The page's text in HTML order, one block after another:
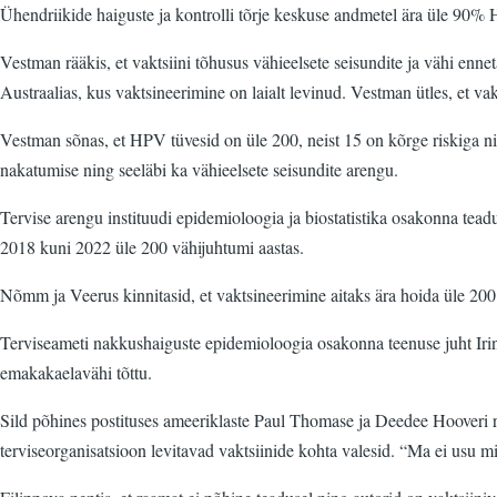
Ühendriikide haiguste ja kontrolli tõrje keskuse andmetel ära üle 90%
Vestman rääkis, et vaktsiini tõhusus vähieelsete seisundite ja vähi
Austraalias, kus vaktsineerimine on laialt levinud. Vestman ütles, et
Vestman sõnas, et HPV tüvesid on üle 200, neist 15 on kõrge riskiga
nakatumise ning seeläbi ka vähieelsete seisundite arengu.
Tervise arengu instituudi epidemioloogia ja biostatistika osakonna
2018 kuni 2022 üle 200 vähijuhtumi aastas.
Nõmm ja Veerus kinnitasid, et vaktsineerimine aitaks ära hoida üle
Terviseameti nakkushaiguste epidemioloogia osakonna teenuse juht
emakakaelavähi tõttu.
Sild põhines postituses ameeriklaste Paul Thomase ja Deedee
terviseorganisatsioon levitavad vaktsiinide kohta valesid. “Ma ei usu